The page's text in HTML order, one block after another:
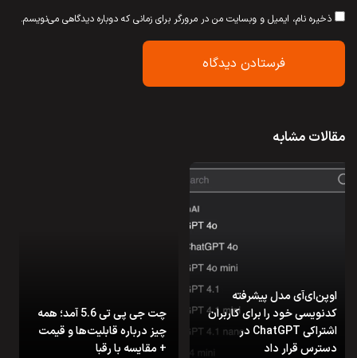
ذخیره نام، ایمیل و وبسایت من در مرورگر برای زمانی که دوباره دیدگاهی می‌نویسم.
مقالات مشابه
اوپن‌ای‌آی مدل پیشرفته
کدنویسی خود را برای کاربران
اشتراکی ChatGPT در
دسترس قرار داد
چت جی پی تی 5.6 آمد؛ همه
چیز درباره قابلیت‌ها و قیمت
+ مقايسه با رقبا